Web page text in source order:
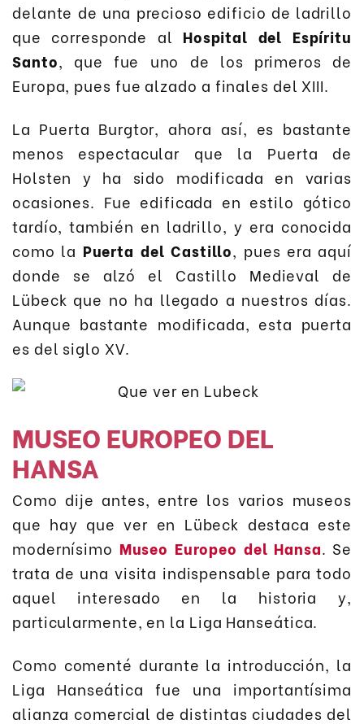
delante de una precioso edificio de ladrillo
que corresponde al Hospital del Espíritu
Santo, que fue uno de los primeros de
Europa, pues fue alzado a finales del XIII.
La Puerta Burgtor, ahora así, es bastante
menos espectacular que la Puerta de
Holsten y ha sido modificada en varias
ocasiones. Fue edificada en estilo gótico
tardío, también en ladrillo, y era conocida
como la Puerta del Castillo, pues era aquí
donde se alzó el Castillo Medieval de
Lübeck que no ha llegado a nuestros días.
Aunque bastante modificada, esta puerta
es del siglo XV.
MUSEO EUROPEO DEL
HANSA
Como dije antes, entre los varios museos
que hay que ver en Lübeck destaca este
modernísimo Museo Europeo del Hansa. Se
trata de una visita indispensable para todo
aquel interesado en la historia y,
particularmente, en la Liga Hanseática.
Como comenté durante la introducción, la
Liga Hanseática fue una importantísima
alianza comercial de distintas ciudades del